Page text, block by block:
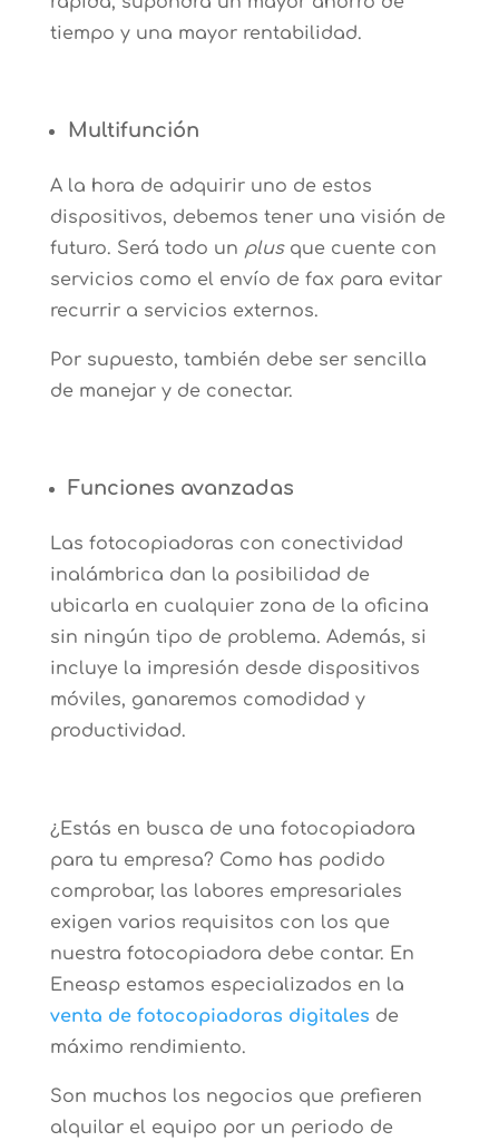
tiempo y una mayor rentabilidad.
Multifunción
A la hora de adquirir uno de estos
dispositivos, debemos tener una visión de
futuro. Será todo un plusque cuente con
servicios como el envío de fax para evitar
recurrir a servicios externos.
Por supuesto, también debe ser sencilla
de manejar y de conectar.
Funciones avanzadas
Las fotocopiadoras con conectividad
inalámbrica dan la posibilidad de
ubicarla en cualquier zona de la oficina
sin ningún tipo de problema. Además, si
incluye la impresión desde dispositivos
móviles, ganaremos comodidad y
productividad.
¿Estás en busca de una fotocopiadora
para tu empresa? Como has podido
comprobar, las labores empresariales
exigen varios requisitos con los que
nuestra fotocopiadora debe contar. En
Eneasp estamos especializados en la
venta de fotocopiadoras digitales de
máximo rendimiento.
Son muchos los negocios que prefieren
alquilar el equipo por un periodo de